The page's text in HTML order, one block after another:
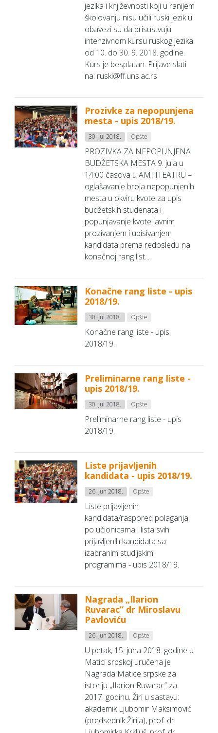
jezika i književnosti koji u ranijem
školovanju nisu učili ruski jezik u
obavezi su da prisustvuju
intenzivnom kursu ruskog jezika
od 10. do 30. 9. 2018. godine.
Kurs je besplatan. Prijave slati
na: ruski@ff.uns.ac.rs
Prozivke za nepopunjena
mesta - upis 2018/19.
30. jul 2018. Opšte
PROZIVKA ZA NEPOPUNJENA
BUDŽETSKA MESTA 9. jula u
14:00 časova u AMFITEATRU –
oglašavanje broja nepopunjenih
mesta u okviru kvote za upis
budžetskih studenata i
popunjavanje kvote javnim
prozivanjem i upisivanjem
kandidata prema redosledu na
konačnoj rang list...
Konačne rang liste - upis
2018/19.
30. jul 2018. Opšte
Konačne rang liste - upis
2018/19.
Preliminarne rang liste -
upis 2018/19.
30. jul 2018. Opšte
Preliminarne rang liste - upis
2018/19.
Liste prijavljenih
kandidata - upis 2018/19.
26. jun 2018. Opšte
Liste prijavljenih
kandidata/raspored polaganja
po učionicama i lista svih
prijavljenih kandidata sa
izabranim studijskim
programima - upis 2018/19.
Nagrada „Ilarion
Ruvarac” dr Miroslavu
Pavloviću
26. jun 2018. Opšte
U petak, 15. juna 2018. godine u
Matici srpskoj uručena je
Nagrada Matice srpske za
istoriju „Ilarion Ruvarac” za
2017. godinu. Žiri u sastavu:
akademik Ljubomir Maksimović
(predsednik Žirija), prof. dr